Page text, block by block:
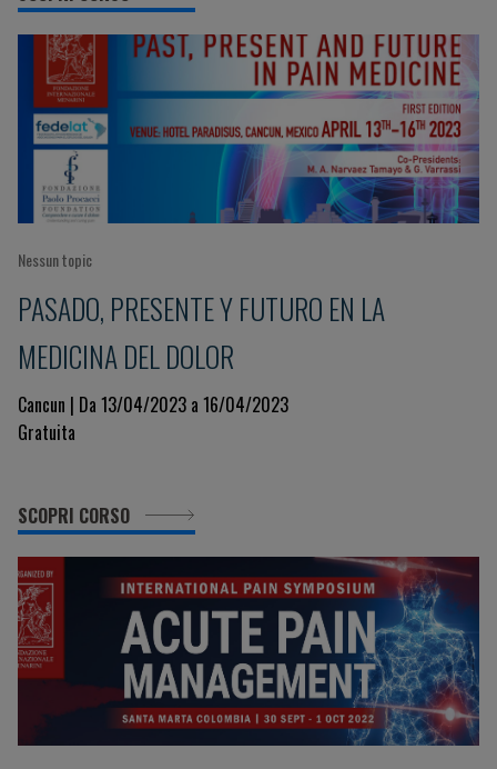
Nessun topic
PASADO, PRESENTE Y FUTURO EN LA
MEDICINA DEL DOLOR
Cancun | Da 13/04/2023 a 16/04/2023
Gratuita
SCOPRI CORSO